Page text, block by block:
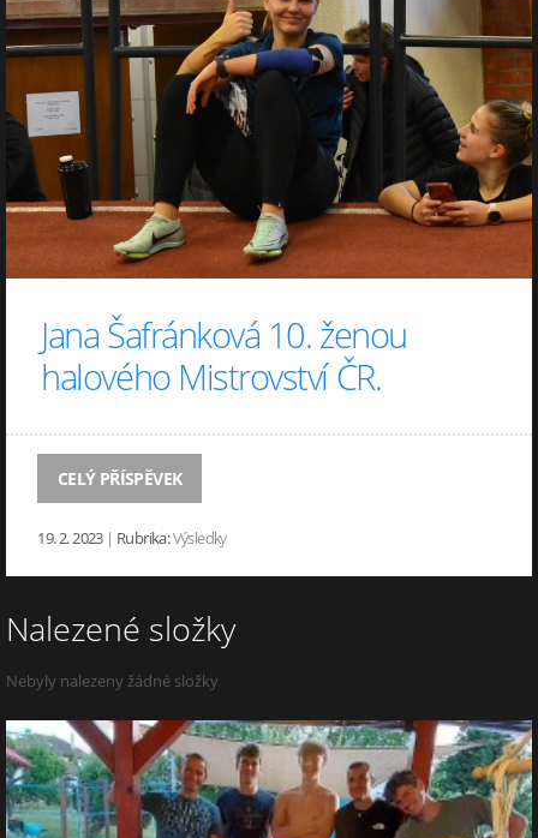
Jana Šafránková 10. ženou
halového Mistrovství ČR.
CELÝ PŘÍSPĚVEK
19. 2. 2023 | Rubrika:Výsledky
Nalezené složky
Nebyly nalezeny žádné složky